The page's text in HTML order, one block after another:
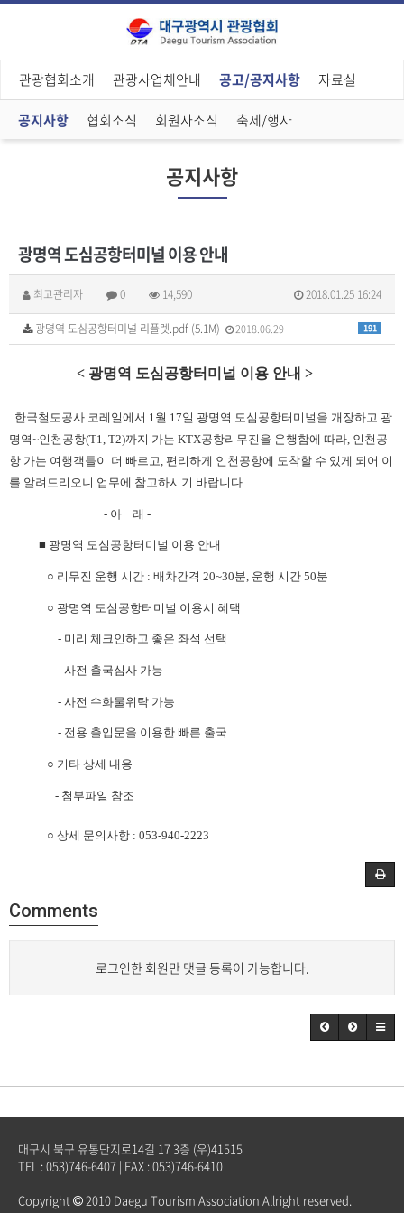
관광협회소개 관광사업체안내 공고/공지사항 자료실
공지사항 협회소식 회원사소식 축제/행사
공지사항
광명역 도심공항터미널 이용 안내
최고관리자 0 14,590 2018.01.25 16:24
191
광명역 도심공항터미널 리플렛.pdf (5.1M) 2018.06.29
< 광명역 도심공항터미널 이용 안내 >
한국철도공사 코레일에서 1월 17일 광명역 도심공항터미널을 개장하고 광
명역~인천공항(T1, T2)까지 가는 KTX공항리무진을 운행함에 따라, 인천공
항 가는 여행객들이 더 빠르고, 편리하게 인천공항에 도착할 수 있게 되어 이
를 알려드리오니 업무에 참고하시기 바랍니다.
- 아 래 -
■ 광명역 도심공항터미널 이용 안내
○ 리무진 운행 시간 : 배차간격 20~30분 운행 시간 50분
○ 광명역 도심공항터미널 이용시 혜택
- 미리 체크인하고 좋은 좌석 선택
- 사전 출국심사 가능
- 사전 수화물위탁 가능
- 전용 출입문을 이용한 빠른 출국
○ 기 타 상세 내용
- 첨부파일 참조
○ 상세 문의사항 : 053-940-2223
Comments
로그인한 회원만 댓글 등록이 가능합니다.
대구시 북구 유통단지로14길 17 3층 (우)41515
TEL : 053)746-6407 | FAX : 053)746-6410
Copyright
2010 Daegu Tourism Association Allright reserved.